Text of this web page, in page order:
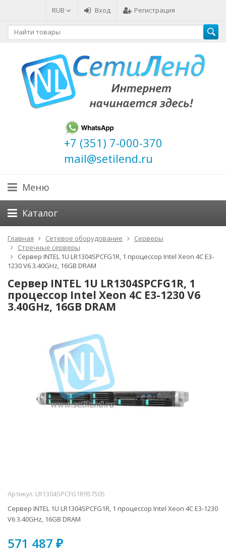
RUB Вход Регистрация
+7 (351) 7-000-370
mail@setilend.ru
Меню
Каталог
Главная Сетевое оборудование
Серверы
Стоечные серверы
Сервер INTEL 1U LR1304SPCFG1R, 1 процессор Intel Xeon 4C E3-
1230 V6 3.40GHz, 16GB DRAM
Сервер INTEL 1U LR1304SPCFG1R, 1
процессор Intel Xeon 4C E3-1230 V6
3.40GHz, 16GB DRAM
Артикул: LR1304SPCFG1R957505
Сервер INTEL 1U LR1304SPCFG1R, 1 процессор Intel Xeon 4C E3-1230
V6 3.40GHz, 16GB DRAM
571 487 ₽